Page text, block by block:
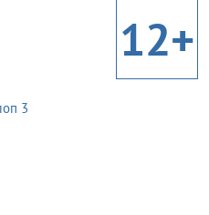
12+
3